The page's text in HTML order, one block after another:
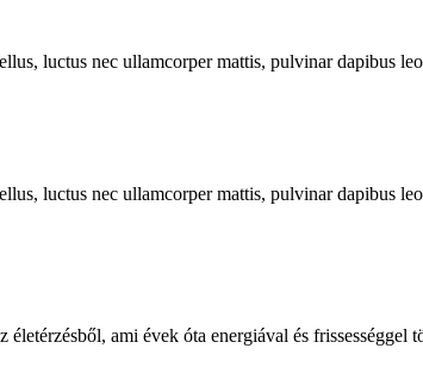
luctus nec ullamcorper mattis, pulvinar dapibus
luctus nec ullamcorper mattis, pulvinar dapibus
ami évek óta energiával és